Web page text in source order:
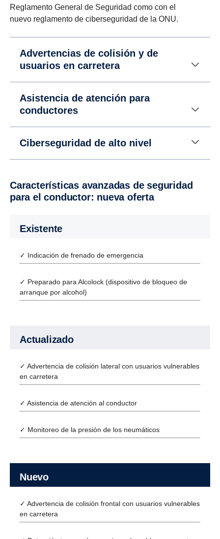
Reglamento General de Seguridad como con el
nuevo reglamento de ciberseguridad de la ONU.
Advertencias de colisión y de
usuarios en carretera
Asistencia de atención para
conductores
Ciberseguridad de alto nivel
Características avanzadas de seguridad
para el conductor: nueva oferta
Existente
✓ Indicación de frenado de emergencia
✓ Preparado para Alcolock (dispositivo de bloqueo de
arranque por alcohol)
Actualizado
✓ Advertencia de colisión lateral con usuarios vulnerables
en carretera
✓ Asistencia de atención al conductor
✓ Monitoreo de la presión de los neumáticos
Nuevo
✓ Advertencia de colisión frontal con usuarios vulnerables
en carretera